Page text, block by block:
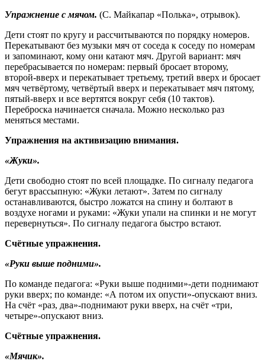
Упражнение с мячом. (С. Майкапар «Полька», отрывок).
Дети стоят по кругу и рассчитываются по порядку номеров.
Перекатывают без музыки мяч от соседа к соседу по номерам
и запоминают, кому они катают мяч. Другой вариант: мяч
перебрасывается по номерам: первый бросает второму,
второй-вверх и перекатывает третьему, третий вверх и бросает
мяч четвёртому, четвёртый вверх и перекатывает мяч пятому,
пятый-вверх и все вертятся вокруг себя (10 тактов).
Переброска начинается сначала. Можно несколько раз
меняться местами.
Упражнения на активизацию внимания.
«Жуки».
Дети свободно стоят по всей площадке. По сигналу педагога
бегут врассыпную: «Жуки летают». Затем по сигналу
останавливаются, быстро ложатся на спину и болтают в
воздухе ногами и руками: «Жуки упали на спинки и не могут
перевернуться». По сигналу педагога быстро встают.
Счётные упражнения.
«Руки выше подними».
По команде педагога: «Руки выше подними»-дети поднимают
руки вверх; по команде: «А потом их опусти»-опускают вниз.
На счёт «раз, два»-поднимают руки вверх, на счёт «три,
четыре»-опускают вниз.
Счётные упражнения.
«Мячик».